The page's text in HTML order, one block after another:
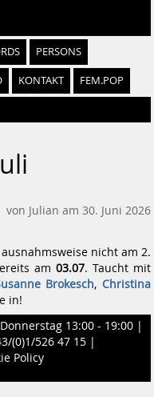
PERSONS
KONTAKT FEM.POP
von Julian am 30. Juni 2026
nicht am 2.
am 03.07. Taucht mit
Brokesch, Christina
in!
13:00 - 19:00 |
(0)1/526 47 15 |
Policy